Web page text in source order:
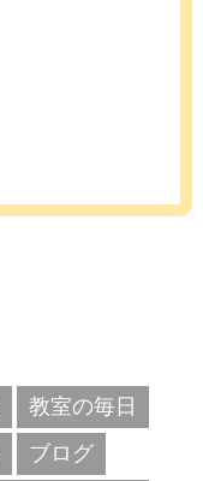
教室の毎日
ブログ